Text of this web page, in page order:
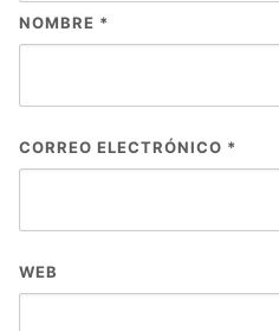
NOMBRE *
CORREO ELECTRÓNICO *
WEB